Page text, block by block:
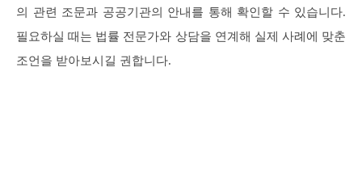
의 관련 조문과 공공기관의 안내를 통해 확인할 수 있습니다.
필요하실 때는 법률 전문가와 상담을 연계해 실제 사례에 맞춘
조언을 받아보시길 권합니다.